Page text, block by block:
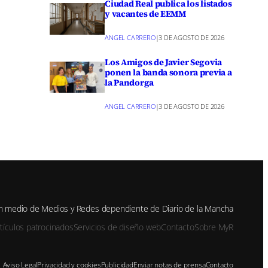
Ciudad Real publica los listados
y vacantes de EEMM
ANGEL CARRERO|3 DE AGOSTO DE 2026
Los Amigos de Javier Segovia
ponen la banda sonora previa a
la Pandorga
ANGEL CARRERO|3 DE AGOSTO DE 2026
medio de Medios y Redes dependiente de Diario de la Mancha
patrocinadosServicios de diseño webContactoSobre MyR
Aviso LegalPrivacidad y cookiesPublicidadEnviar notas de prensaContacto